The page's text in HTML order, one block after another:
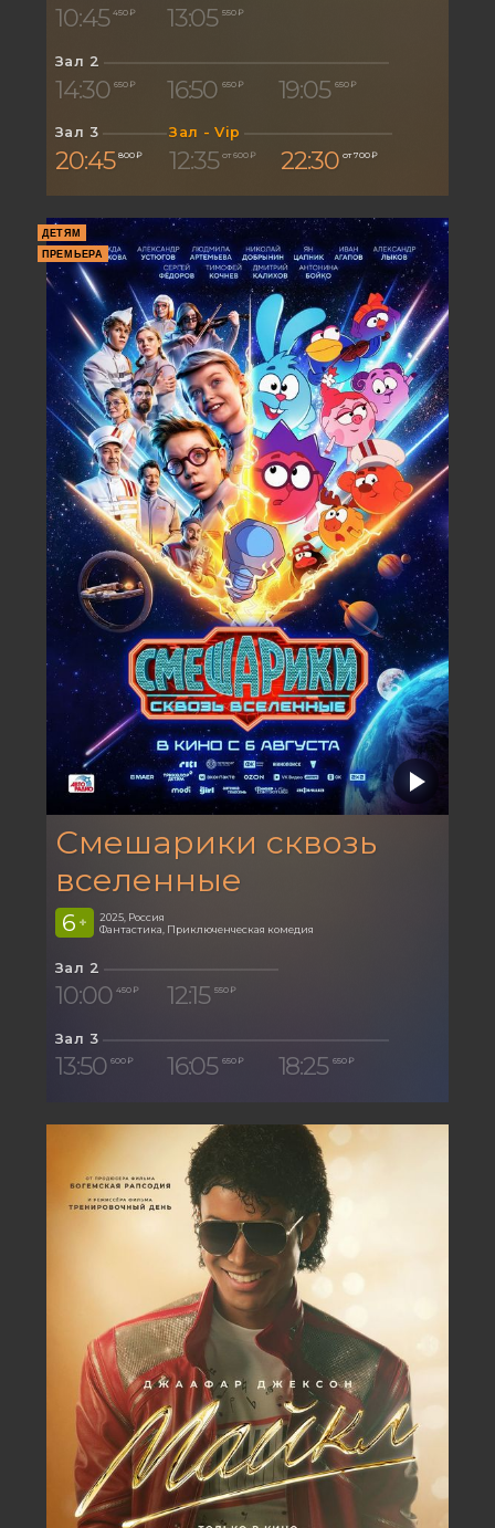
10:45 450 ₽ 13:05 550 ₽
Зал 2
14:30 650 ₽ 16:50 650 ₽ 19:05 650 ₽
Зал 3
20:45 800 ₽
Зал - Vip
12:35 от 600 ₽ 22:30 от 700 ₽
ДЕТЯМ
ПРЕМЬЕРА
Смешарики сквозь
вселенные
6 +
2025, Россия
Фантастика, Приключенческая комедия
Зал 2
10:00 450 ₽ 12:15 550 ₽
Зал 3
13:50 600 ₽ 16:05 650 ₽ 18:25 650 ₽